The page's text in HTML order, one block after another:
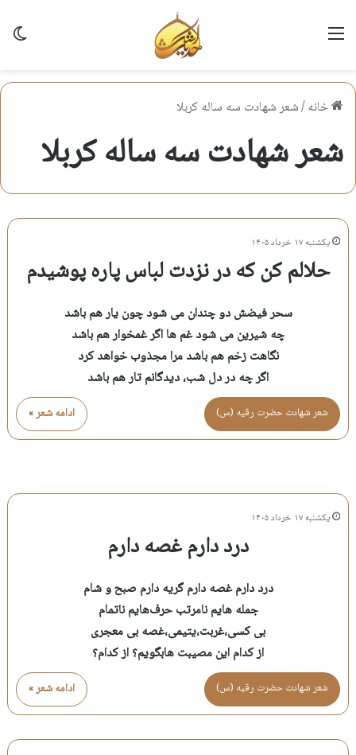
منو
خانه/شعر شهادت سه ساله کربلا
شعر شهادت سه ساله کربلا
یکشنبه ۱۷ خرداد ۱۴۰۵
حلالم کن که در نزدت لباس پاره پوشیدم
سحر فیضش دو چندان می شود چون یار هم باشد
چه شیرین می شود غم ها اگر غمخوار هم باشد
نگاهت زخم هم باشد مرا مجذوب خواهد کرد
اگر چه در دل شب، دیدگانم تار هم باشد
ادامه شعر » شعر شهادت حضرت رقيه (س)
یکشنبه ۱۷ خرداد ۱۴۰۵
درد دارم غصه ‌دارم
درد دارم غصه ‌دارم گریه دارم صبح‌ و شام
جمله هایم نامرتب حرف‌هایم ناتمام
بی کسی،غربت،یتیمی،غصه بی معجری
از کدام این مصیبت ها‌بگویم؟ از کدام؟
ادامه شعر » شعر شهادت حضرت رقيه (س)